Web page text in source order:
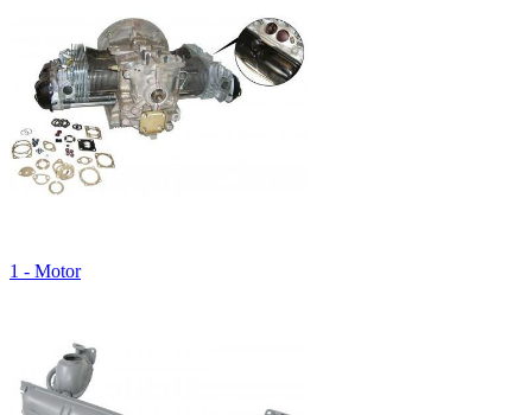
1 - Motor